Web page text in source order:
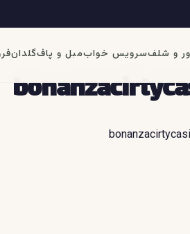
و شلفسرویس خوابمبل و پافگلدان